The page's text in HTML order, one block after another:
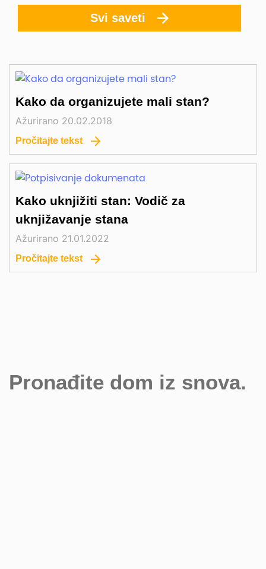
Kako da organizujete mali stan?
Ažurirano 20.02.2018
Pročitajte tekst
Kako uknjižiti stan: Vodič za
uknjižavanje stana
Ažurirano 21.01.2022
Pročitajte tekst
Svi saveti
Pronađite dom iz snova.